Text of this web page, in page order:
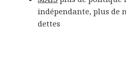
indépendante, plus de
dettes